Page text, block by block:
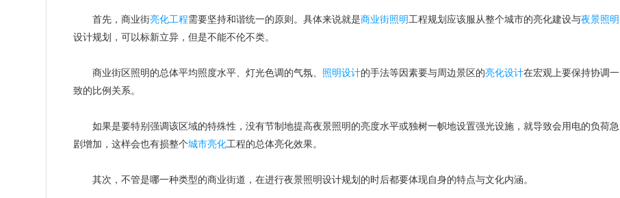
首先，商业街亮化工程需要坚持和谐统一的原则。具体来说就是商业街照明工程规划应该服从整个城市的亮化建设与夜景照明
设计规划，可以标新立异，但是不能不伦不类。
商业街区照明的总体平均照度水平、灯光色调的气氛、 照明设计的手法等因素要与周边景区的亮化设计在宏观上要保持协调一
致的比例关系。
如果是要特别强调该区域的特殊性，没有节制地提高夜景照明的亮度水平或独树一帜地设置强光设施，就导致会用电的负荷急
剧增加，这样会也有损整个城市亮化工程的总体亮化效果。
其次，不管是哪一种类型的商业街道，在进行夜景照明设计规划的时后都要体现自身的特点与文化内涵。